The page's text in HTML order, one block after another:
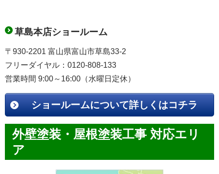
草島本店ショールーム
〒930-2201 富山県富山市草島33-2
フリーダイヤル：0120-808-133
営業時間 9:00～16:00（水曜日定休）
ショールームについて詳しくはコチラ
外壁塗装・屋根塗装工事 対応エリ
ア